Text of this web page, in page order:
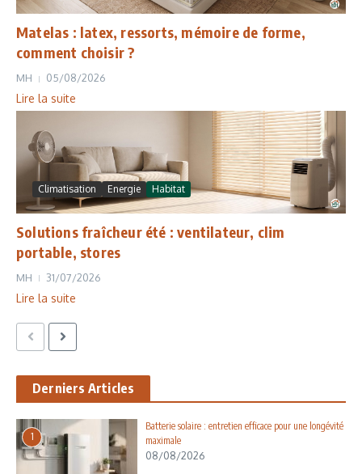
Matelas : latex, ressorts, mémoire de forme,
comment choisir ?
MH 05/08/2026
Lire la suite
Climatisation Energie Habitat
Solutions fraîcheur été : ventilateur, clim
portable, stores
MH 31/07/2026
Lire la suite
Derniers Articles
1
Batterie solaire : entretien efficace pour une longévité
maximale
08/08/2026